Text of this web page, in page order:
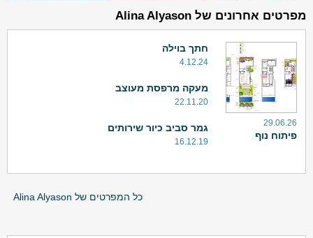
מפרטים אחרונים של Alina Alyason
29.06.26
פיתוח נוף
חתך בוילה
4.12.24
מעקה מרפסת מעוצב
22.11.20
גמר סביב כיור שירותים
16.12.19
כל המפרטים של Alina Alyason